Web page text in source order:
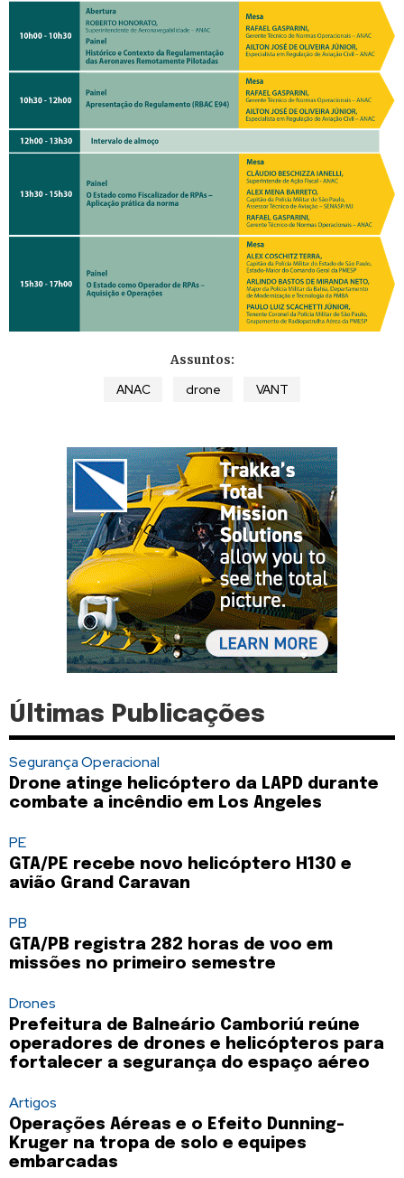
Assuntos:
ANAC drone VANT
Últimas Publicações
Segurança Operacional
Drone atinge helicóptero da LAPD durante
combate a incêndio em Los Angeles
PE
GTA/PE recebe novo helicóptero H130 e
avião Grand Caravan
PB
GTA/PB registra 282 horas de voo em
missões no primeiro semestre
Drones
Prefeitura de Balneário Camboriú reúne
operadores de drones e helicópteros para
fortalecer a segurança do espaço aéreo
Artigos
Operações Aéreas e o Efeito Dunning-
Kruger na tropa de solo e equipes
embarcadas